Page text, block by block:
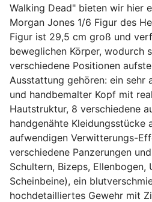
Walking Dead" bieten wir hier
Morgan Jones 1/6 Figur des
Figur ist 29,5 cm groß und
beweglichen Körper, wodurch
verschiedene Positionen
Ausstattung gehören: ein sehr
und handbemalter Kopf mit
Hautstruktur, 8 verschiedene
handgenähte Kleidungsstücke
aufwendigen Verwitterungs-
verschiedene Panzerungen
Schultern, Bizeps, Ellenbogen,
Scheinbeine), ein
hochdetailliertes Gewehr mit